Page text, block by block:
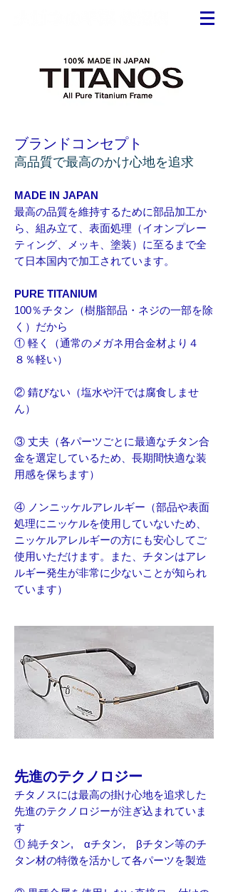
ブランドコンセプト
高品質で最高のかけ心地を追求
MADE IN JAPAN
最高の品質を維持するために部品加工か
ら、組み立て、表面処理（イオンプレー
ティング、メッキ、塗装）に至るまで全
て日本国内で加工されています。
PURE TITANIUM
100％チタン（樹脂部品・ネジの一部を除
く）だから
① 軽く（通常のメガネ用合金材より４
８％軽い）
② 錆びない（塩水や汗では腐食しませ
ん）
③ 丈夫（各パーツごとに最適なチタン合
金を選定しているため、長期間快適な装
用感を保ちます）
④ ノンニッケルアレルギー（部品や表面
処理にニッケルを使用していないため、
ニッケルアレルギーの方にも安心してご
使用いただけます。また、チタンはアレ
ルギー発生が非常に少ないことが知られ
ています）
先進のテクノロジー
チタノスには最高の掛け心地を追求した
先進のテクノロジーが注ぎ込まれていま
す
① 純チタン, αチタン, βチタン等のチ
タン材の特徴を活かして各パーツを製造